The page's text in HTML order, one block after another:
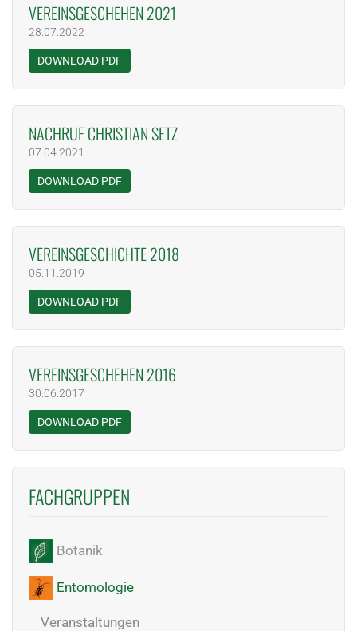
FACHGRUPPEN
Botanik
Entomologie
Veranstaltungen
VEREINSGESCHEHEN 2021
28.07.2022
DOWNLOAD PDF
NACHRUF CHRISTIAN SETZ
07.04.2021
DOWNLOAD PDF
VEREINSGESCHICHTE 2018
05.11.2019
DOWNLOAD PDF
VEREINSGESCHEHEN 2016
30.06.2017
DOWNLOAD PDF